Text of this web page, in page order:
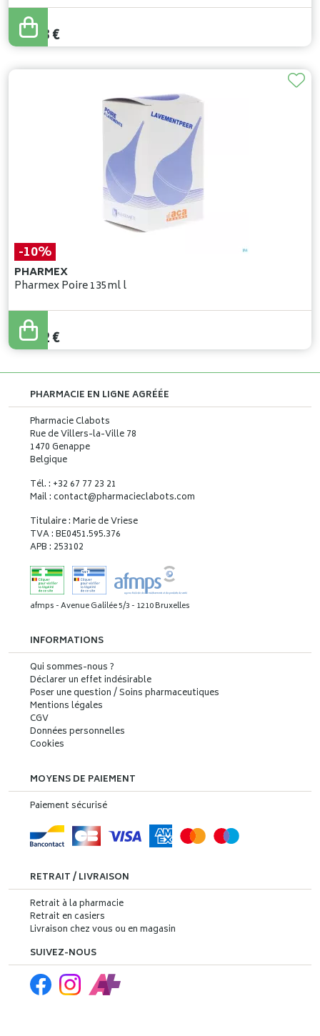
22,37
20,13€
-10%
PHARMEX
Pharmex Poire 135ml l
26,36
23,72€
PHARMACIE EN LIGNE AGRÉÉE
Pharmacie Clabots
Rue de Villers-la-Ville 78
1470 Genappe
Belgique
Tél. : +32 67 77 23 21
Mail : contact@pharmacieclabots.com
Titulaire : Marie de Vriese
TVA : BE0451.595.376
APB : 253102
afmps - Avenue Galilée 5/3 - 1210 Bruxelles
INFORMATIONS
Qui sommes-nous ?
Déclarer un effet indésirable
Poser une question / Soins pharmaceutiques
Mentions légales
CGV
Données personnelles
Cookies
MOYENS DE PAIEMENT
Paiement sécurisé
RETRAIT / LIVRAISON
Retrait à la pharmacie
Retrait en casiers
Livraison chez vous ou en magasin
SUIVEZ-NOUS